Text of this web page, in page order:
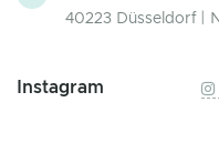
40223 Düsseldorf |
Instagram